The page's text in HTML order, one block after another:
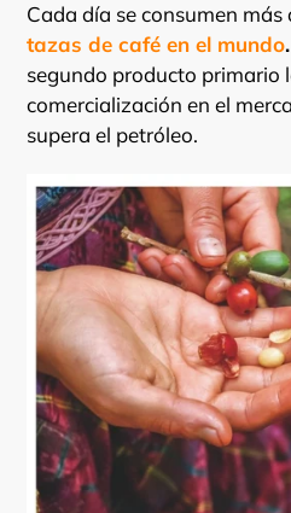
Cada día se consumen más
tazas de café en el mundo
segundo producto primario
comercialización en el
supera el petróleo.